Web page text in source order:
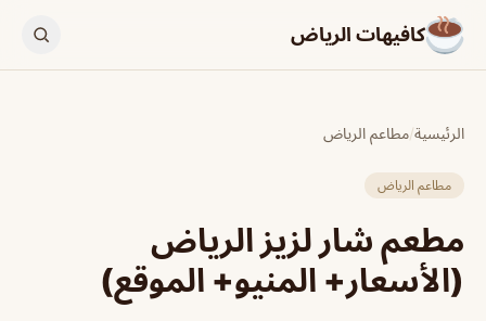
كافيهات الرياض
الرئيسية/مطاعم الرياض
مطاعم الرياض
مطعم شار لزيز الرياض
(الأسعار+ المنيو+ الموقع)